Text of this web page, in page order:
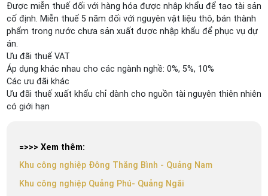
Được miễn thuế đối với hàng hóa được nhập khẩu để tạo tài sản
cố định. Miễn thuế 5 năm đối với nguyên vật liệu thô, bán thành
phẩm trong nước chưa sản xuất được nhập khẩu để phục vụ dự
án.
Ưu đãi thuế VAT
Áp dụng khác nhau cho các ngành nghề: 0%, 5%, 10%
Các ưu đãi khác
Ưu đãi thuế xuất khẩu chỉ dành cho nguồn tài nguyên thiên nhiên
có giới hạn
=>>> Xem thêm:
Khu công nghiệp Đông Thăng Bình - Quảng Nam
Khu công nghiệp Quảng Phú- Quảng Ngãi